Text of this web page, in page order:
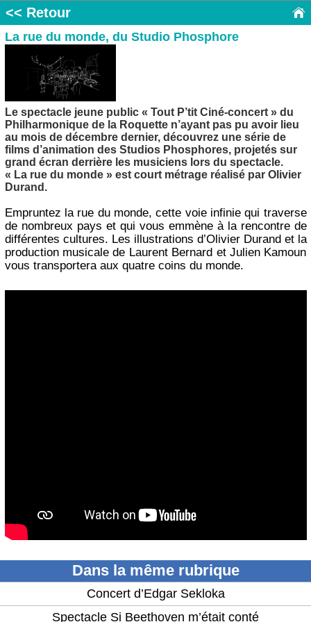
<< Retour
La rue du monde, du Studio Phosphore
Le spectacle jeune public « Tout P’tit Ciné-concert » du
Philharmonique de la Roquette n’ayant pas pu avoir lieu
au mois de décembre dernier, découvrez une série de
films d’animation des Studios Phosphores, projetés sur
grand écran derrière les musiciens lors du spectacle.
« La rue du monde » est court métrage réalisé par Olivier
Durand.
Empruntez la rue du monde, cette voie infinie qui traverse
de nombreux pays et qui vous emmène à la rencontre de
différentes cultures. Les illustrations d’Olivier Durand et la
production musicale de Laurent Bernard et Julien Kamoun
vous transportera aux quatre coins du monde.
Dans la même rubrique
Concert d’Edgar Sekloka
Spectacle Si Beethoven m’était conté